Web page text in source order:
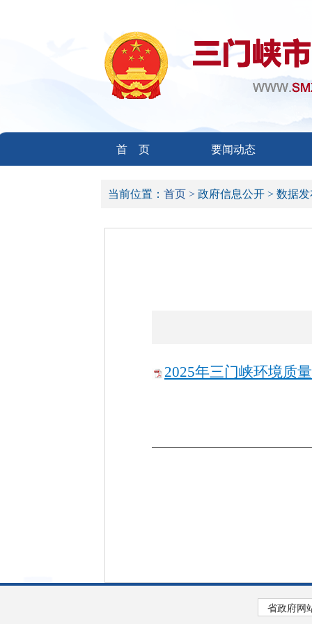
首 页 要闻动态
当前位置： 首页 > 政府信息公开 > 数据
2025年三门峡环境质